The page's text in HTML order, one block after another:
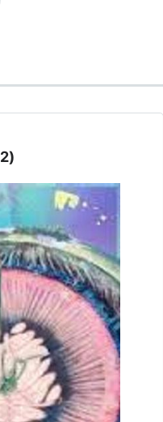
LAND MUSIC